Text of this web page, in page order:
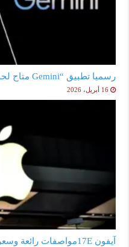
رسميا تطبيق “Gemini متاح لحواسيب “ماك”
16 أبريل، 2026
آيفون 17Eمواصفات رائعة وسعر أقل